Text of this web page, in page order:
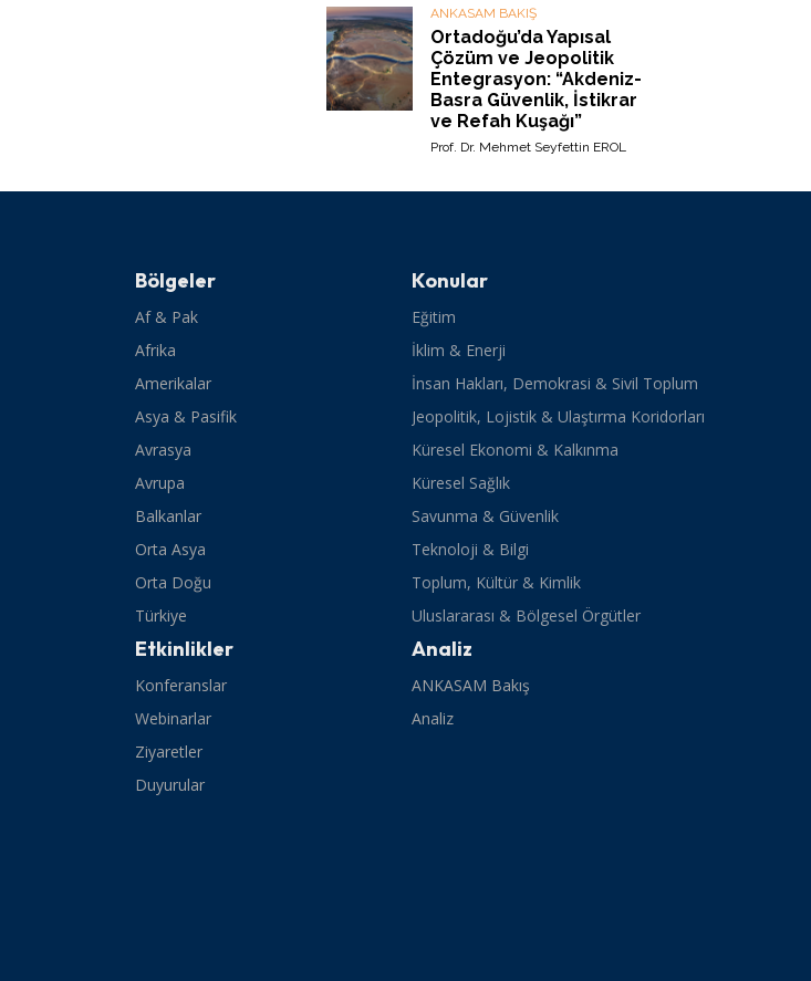
ANKASAM BAKIŞ
Ortadoğu’da Yapısal
Çözüm ve Jeopolitik
Entegrasyon: “Akdeniz-
Basra Güvenlik, İstikrar
ve Refah Kuşağı”
Prof. Dr. Mehmet Seyfettin EROL
Bölgeler
Af & Pak
Afrika
Amerikalar
Asya & Pasifik
Avrasya
Avrupa
Balkanlar
Orta Asya
Orta Doğu
Türkiye
Etkinlikler
Konferanslar
Webinarlar
Ziyaretler
Duyurular
Konular
Eğitim
İklim & Enerji
İnsan Hakları, Demokrasi & Sivil Toplum
Jeopolitik, Lojistik & Ulaştırma Koridorları
Küresel Ekonomi & Kalkınma
Küresel Sağlık
Savunma & Güvenlik
Teknoloji & Bilgi
Toplum, Kültür & Kimlik
Uluslararası & Bölgesel Örgütler
Analiz
ANKASAM Bakış
Analiz